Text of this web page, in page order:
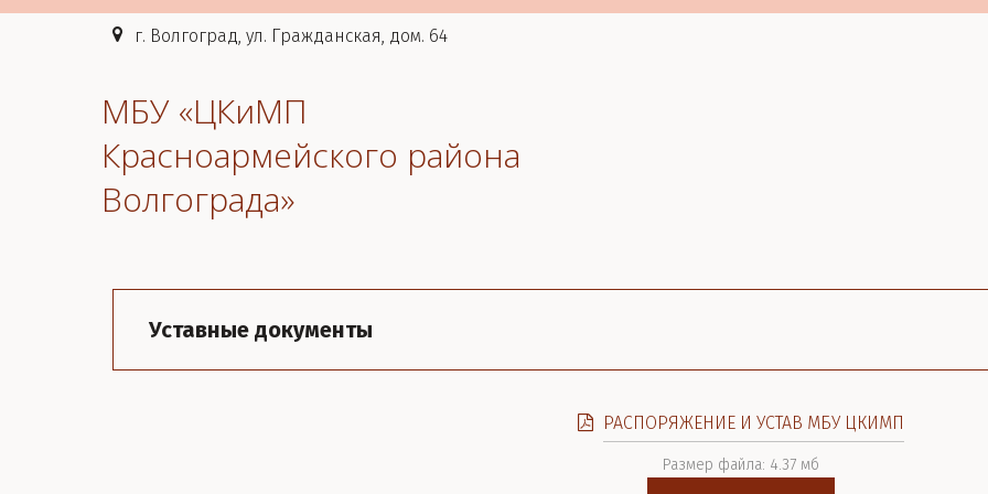
г. Волгоград, ул. Гражданская, дом. 64
МБУ «ЦКиМП
Красноармейского района
Волгограда»
Уставные документы
РАСПОРЯЖЕНИЕ И УСТАВ МБУ ЦКИМП
Размер файла: 4.37 мб